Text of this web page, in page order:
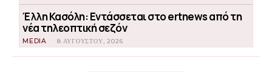
Έλλη Κασόλη: Εντάσσεται στο ertnews από τη
νέα τηλεοπτική σεζόν
MEDIA 8 ΑΥΓΟΎΣΤΟΥ, 2026